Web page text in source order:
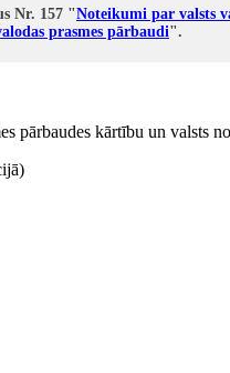
Nr. 157 "Noteikumi par valsts
prasmes pārbaudi".
pārbaudes kārtību un valsts